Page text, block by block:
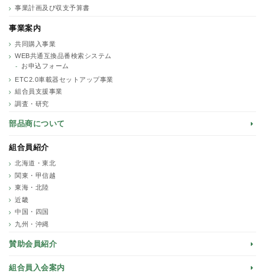
事業計画及び収支予算書
事業案内
共同購入事業
WEB共通互換品番検索システム
お申込フォーム
ETC2.0車載器セットアップ事業
組合員支援事業
調査・研究
部品商について
組合員紹介
北海道・東北
関東・甲信越
東海・北陸
近畿
中国・四国
九州・沖縄
賛助会員紹介
組合員入会案内